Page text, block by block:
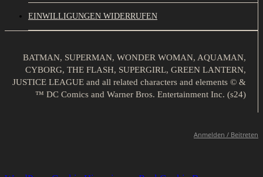
EINWILLIGUNGEN WIDERRUFEN
BATMAN, SUPERMAN, WONDER WOMAN, AQUAMAN,
CYBORG, THE FLASH, SUPERGIRL, GREEN LANTERN,
JUSTICE LEAGUE and all related characters and elements © &
™ DC Comics and Warner Bros. Entertainment Inc. (s24)
Anmelden / Beitreten